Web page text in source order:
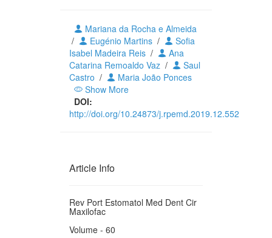
Mariana da Rocha e Almeida
/
Eugénio Martins /
Sofia
Isabel Madeira Reis /
Ana
Catarina Remoaldo Vaz /
Saul
Castro /
Maria João Ponces
Show More
DOI:
http://doi.org/10.24873/j.rpemd.2019.12.552
Article Info
Rev Port Estomatol Med Dent Cir
Maxilofac
Volume - 60